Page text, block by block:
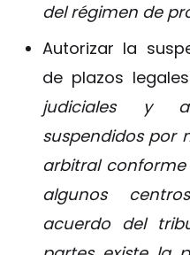
del régimen de
Autorizar la
de plazos
judiciales y
suspendidos por
arbitral
algunos
acuerdo del